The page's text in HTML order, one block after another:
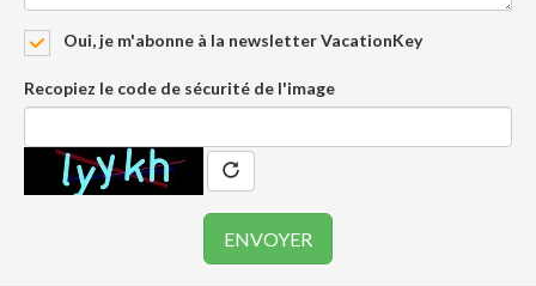
Oui, je m'abonne à la newsletter VacationKey
Recopiez le code de sécurité de l'image